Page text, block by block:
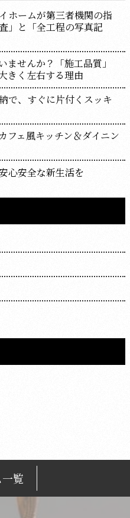
ホームが第三者機関の指
」と「全工程の写真記
ませんか？「施工品質」
きく左右する理由
で、すぐに片付くスッキ
フェ風キッチン＆ダイニン
心安全な新生活を
覧